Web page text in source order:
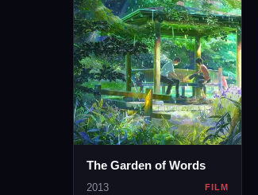
The Garden of Words
2013 FILM